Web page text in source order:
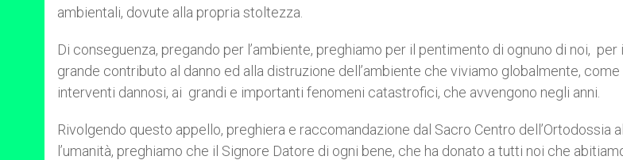
ambientali, dovute alla propria stoltezza.
Di conseguenza, pregando per l’ambiente, preghiamo per il pentimento di ognuno di noi,
grande contributo al danno ed alla distruzione dell’ambiente che viviamo globalmente,
interventi dannosi, ai grandi e importanti fenomeni catastrofici, che avvengono negli anni.
Rivolgendo questo appello, preghiera e raccomandazione dal Sacro Centro dell’Ortodossia
l’umanità, preghiamo che il Signore Datore di ogni bene, che ha donato a tutti noi che